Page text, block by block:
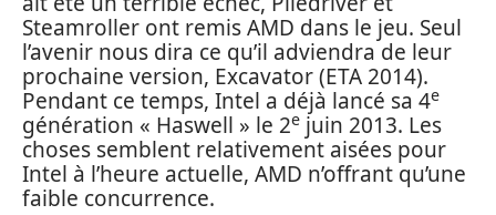
Steamroller ont remis AMD dans le jeu. Seul
l’avenir nous dira ce qu’il adviendra de leur
prochaine version, Excavator (ETA 2014).
Pendant ce temps, Intel a déjà lancé sa 4e
génération « Haswell » le 2e juin 2013. Les
choses semblent relativement aisées pour
Intel à l’heure actuelle, AMD n’offrant qu’une
faible concurrence.